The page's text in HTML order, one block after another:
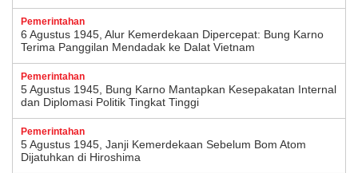
Pemerintahan
6 Agustus 1945, Alur Kemerdekaan Dipercepat: Bung Karno
Terima Panggilan Mendadak ke Dalat Vietnam
Pemerintahan
5 Agustus 1945, Bung Karno Mantapkan Kesepakatan Internal
dan Diplomasi Politik Tingkat Tinggi
Pemerintahan
5 Agustus 1945, Janji Kemerdekaan Sebelum Bom Atom
Dijatuhkan di Hiroshima